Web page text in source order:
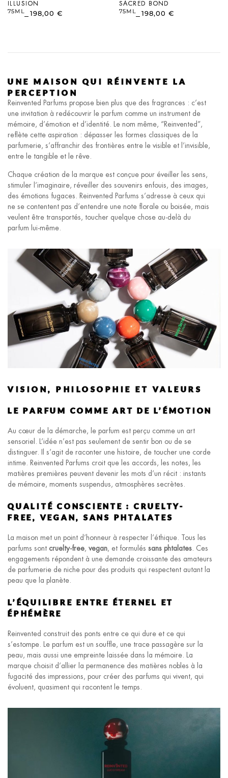
ILLUSION
75ML 198,00€
SACRED BOND
75ML 198,00€
UNE MAISON QUI RÉINVENTE LA
PERCEPTION
Reinvented Parfums propose bien plus que des fragrances : c’est
une invitation à redécouvrir le parfum comme un instrument de
mémoire, d’émotion et d’identité. Le nom même, “Reinvented”,
reflète cette aspiration : dépasser les formes classiques de la
parfumerie, s’affranchir des frontières entre le visible et l’invisible,
entre le tangible et le rêve.
Chaque création de la marque est conçue pour éveiller les sens,
stimuler l’imaginaire, réveiller des souvenirs enfouis, des images,
des émotions fugaces. Reinvented Parfums s’adresse à ceux qui
ne se contentent pas d’entendre une note florale ou boisée, mais
veulent être transportés, toucher quelque chose au-delà du
parfum lui-même.
VISION, PHILOSOPHIE ET VALEURS
LE PARFUM COMME ART DE L’ÉMOTION
Au cœur de la démarche, le parfum est perçu comme un art
sensoriel. L’idée n’est pas seulement de sentir bon ou de se
distinguer. Il s’agit de raconter une histoire, de toucher une corde
intime. Reinvented Parfums croit que les accords, les notes, les
matières premières peuvent devenir les mots d’un récit : instants
de mémoire, moments suspendus, atmosphères secrètes.
QUALITÉ CONSCIENTE : CRUELTY-
FREE, VEGAN, SANS PHTALATES
La maison met un point d’honneur à respecter l’éthique. Tous les
parfums sont cruelty-free, vegan, et formulés sans phtalates. Ces
engagements répondent à une demande croissante des amateurs
de parfumerie de niche pour des produits qui respectent autant la
peau que la planète.
L’ÉQUILIBRE ENTRE ÉTERNEL ET
ÉPHÉMÈRE
Reinvented construit des ponts entre ce qui dure et ce qui
s’estompe. Le parfum est un souffle, une trace passagère sur la
peau, mais aussi une empreinte laissée dans la mémoire. La
marque choisit d’allier la permanence des matières nobles à la
fugacité des impressions, pour créer des parfums qui vivent, qui
évoluent, quasiment qui racontent le temps.